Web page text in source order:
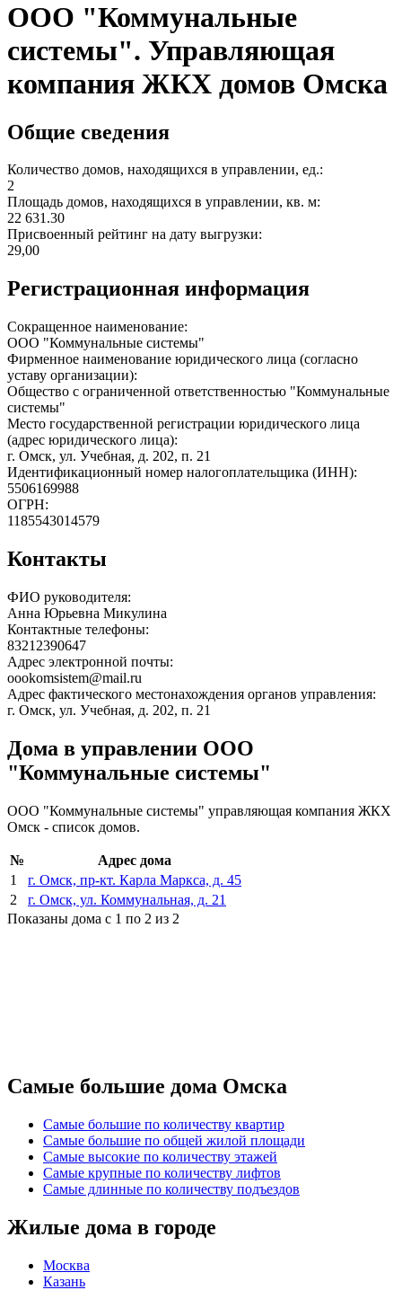
ООО "Коммунальные
системы". Управляющая
компания ЖКХ домов Омска
Общие сведения
Количество домов, находящихся в управлении, ед.:
2
Площадь домов, находящихся в управлении, кв. м:
22 631.30
Присвоенный рейтинг на дату выгрузки:
29,00
Регистрационная информация
Сокращенное наименование:
ООО "Коммунальные системы"
Фирменное наименование юридического лица (согласно
уставу организации):
Общество с ограниченной ответственностью "Коммунальные
системы"
Место государственной регистрации юридического лица
(адрес юридического лица):
г. Омск, ул. Учебная, д. 202, п. 21
Идентификационный номер налогоплательщика (ИНН):
5506169988
ОГРН:
1185543014579
Контакты
ФИО руководителя:
Анна Юрьевна Микулина
Контактные телефоны:
83212390647
Адрес электронной почты:
oookomsistem@mail.ru
Адрес фактического местонахождения органов управления:
г. Омск, ул. Учебная, д. 202, п. 21
Дома в управлении ООО
"Коммунальные системы"
ООО "Коммунальные системы" управляющая компания ЖКХ
Омск - список домов.
№
Адрес дома
1
г. Омск, пр-кт. Карла Маркса, д. 45
2
г. Омск, ул. Коммунальная, д. 21
Показаны дома с 1 по 2 из 2
Самые большие дома Омска
Самые большие по количеству квартир
Самые большие по общей жилой площади
Самые высокие по количеству этажей
Самые крупные по количеству лифтов
Самые длинные по количеству подъездов
Жилые дома в городе
Москва
Казань